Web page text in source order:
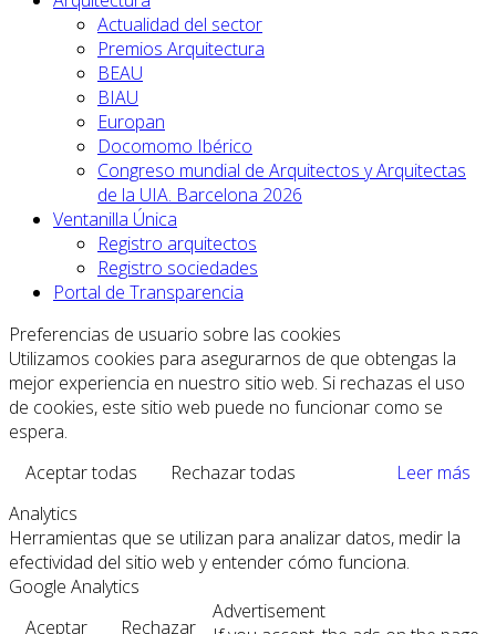
Actualidad del sector
Premios Arquitectura
BEAU
BIAU
Europan
Docomomo Ibérico
Congreso mundial de Arquitectos y Arquitectas
de la UIA. Barcelona 2026
Ventanilla Única
Registro arquitectos
Registro sociedades
Portal de Transparencia
Preferencias de usuario sobre las cookies
Utilizamos cookies para asegurarnos de que obtengas la
mejor experiencia en nuestro sitio web. Si rechazas el uso
de cookies, este sitio web puede no funcionar como se
espera.
Aceptar todas
Rechazar todas
Leer más
Analytics
Herramientas que se utilizan para analizar datos, medir la
efectividad del sitio web y entender cómo funciona.
Google Analytics
Aceptar
Rechazar
Advertisement